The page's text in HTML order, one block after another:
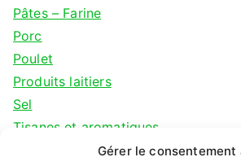
Gérer le consentement
Pâtes – Farine
Porc
Poulet
Produits laitiers
Sel
Tisanes et aromatiques